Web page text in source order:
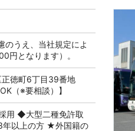
うえ、当社規定によ
円となります）。
正徳町6丁目39番地
（※要相談）】
用 ◆大型二種免許取
年以上の方 ★外国籍の